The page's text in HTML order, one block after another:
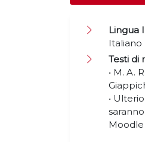
Lingua
Italiano
Testi di
• M. A.
•
Moodle